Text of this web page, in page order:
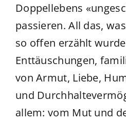
Doppellebens
passieren. All das,
so offen erzählt
Enttäuschungen,
von Armut, Liebe,
und
allem: vom Mut und